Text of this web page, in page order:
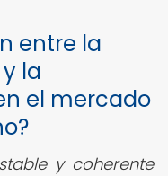
entre la
y la
el mercado
y coherente